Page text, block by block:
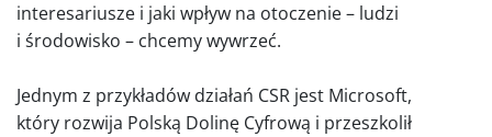
interesariusze i jaki wpływ na otoczenie – ludzi
i środowisko – chcemy wywrzeć.
Jednym z przykładów działań CSR jest Microsoft,
który rozwija Polską Dolinę Cyfrową i przeszkolił